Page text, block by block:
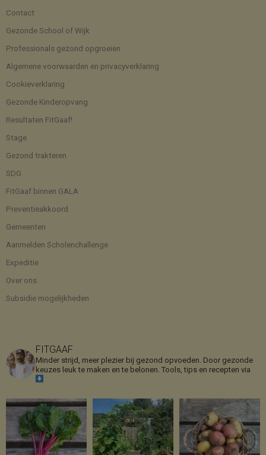
Contact
Gezonde School of Wijk
Professionals gezond opgroeien
Algemene voorwaarden en privacyverklaring
Cookieverklaring
Gezonde Kinderopvang
Resultaten FitGaaf!
Stage
Gezond trakteren
SDG
FitGaaf binnen GALA
Preventieakkoord
Gemeenten
Aanmelden Scholenchallenge
Expeditie
Over ons
Subsidie mogelijkheden
FITGAAF
Minder strijd, meer plezier bij gezond opvoeden. Door gezonde
keuzes leuk te maken en te belonen. Tools, tips en recepten via